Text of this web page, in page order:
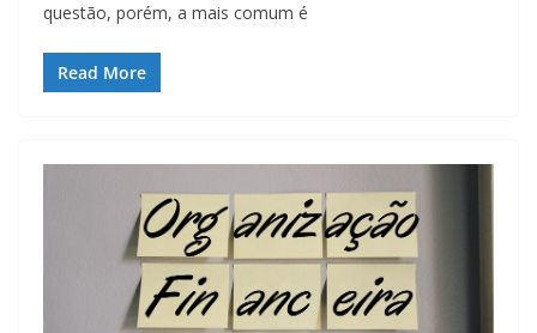
questão, porém, a mais comum é
Read More